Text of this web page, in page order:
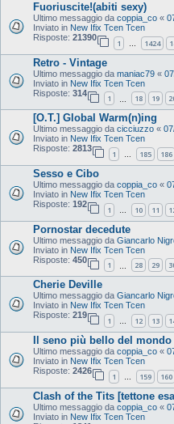
Fuoriuscite!(abiti sexy)
Ultimo messaggio da coppia_co «
Inviato in New Ifix Tcen Tcen
Risposte: 21390
1 … 1424
Retro - Vintage
Ultimo messaggio da maniac79 «
Inviato in New Ifix Tcen Tcen
Risposte: 314
1 18 19
[O.T.] Global Warm(n)ing
Ultimo messaggio da cicciuzzo «
Inviato in New Ifix Tcen Tcen
Risposte: 2813
1 … 185 186
Sesso e Cibo
Ultimo messaggio da coppia_co «
Inviato in New Ifix Tcen Tcen
Risposte: 192
1 … 10 11
Pornostar decedute
Ultimo messaggio da Giancarlo
Inviato in New Ifix Tcen Tcen
Risposte: 450
1 28 29
Cherie Deville
Ultimo messaggio da Giancarlo
Inviato in New Ifix Tcen Tcen
Risposte: 219
1 … 12 13
Il seno più bello del mondo
Ultimo messaggio da coppia_co «
Inviato in New Ifix Tcen Tcen
Risposte: 2426
1 … 159 160
Clash of the Tits [tettone
Ultimo messaggio da coppia_co «
Inviato in New Ifix Tcen Tcen